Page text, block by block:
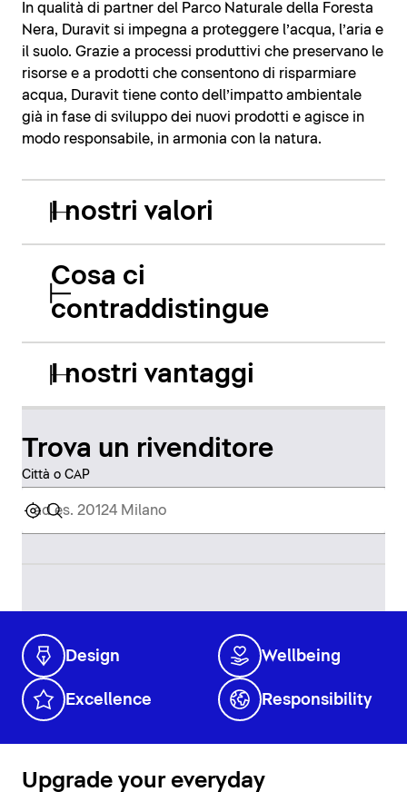
In qualità di partner del Parco Naturale della Foresta
Nera, Duravit si impegna a proteggere l’acqua, l’aria e
il suolo. Grazie a processi produttivi che preservano le
risorse e a prodotti che consentono di risparmiare
acqua, Duravit tiene conto dell’impatto ambientale
già in fase di sviluppo dei nuovi prodotti e agisce in
modo responsabile, in armonia con la natura.
I nostri valori
Cosa ci
contraddistingue
I nostri vantaggi
Trova un rivenditore
Città o CAP
Design Wellbeing
Excellence Responsibility
Upgrade your everyday